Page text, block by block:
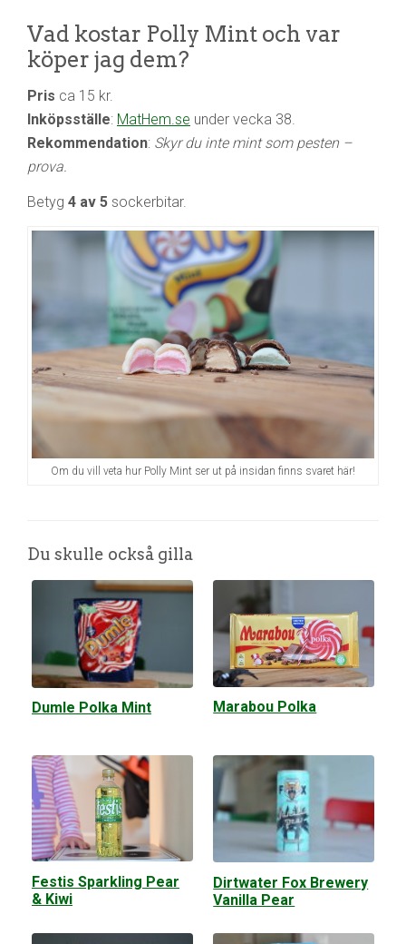
Vad kostar Polly Mint och var
köper jag dem?
Pris ca 15 kr.
Inköpsställe: MatHem.se under vecka 38.
Rekommendation: Skyr du inte mint som pesten –
prova.
Betyg 4 av 5 sockerbitar.
Om du vill veta hur Polly Mint ser ut på insidan finns svaret här!
Du skulle också gilla
Dumle Polka Mint Marabou Polka
Festis Sparkling Pear
& Kiwi
Dirtwater Fox Brewery
Vanilla Pear